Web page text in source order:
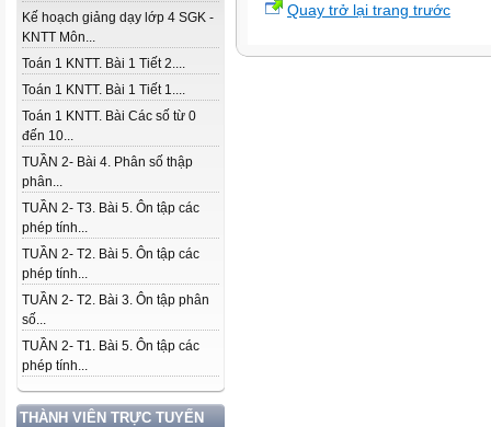
Kế hoạch giảng dạy lớp 4 SGK -
KNTT Môn...
Toán 1 KNTT. Bài 1 Tiết 2....
Toán 1 KNTT. Bài 1 Tiết 1....
Toán 1 KNTT. Bài Các số từ 0
đến 10...
TUẦN 2- Bài 4. Phân số thập
phân...
TUẦN 2- T3. Bài 5. Ôn tập các
phép tính...
TUẦN 2- T2. Bài 5. Ôn tập các
phép tính...
TUẦN 2- T2. Bài 3. Ôn tập phân
số...
TUẦN 2- T1. Bài 5. Ôn tập các
phép tính...
THÀNH VIÊN TRỰC TUYẾN
Quay trở lại trang trước